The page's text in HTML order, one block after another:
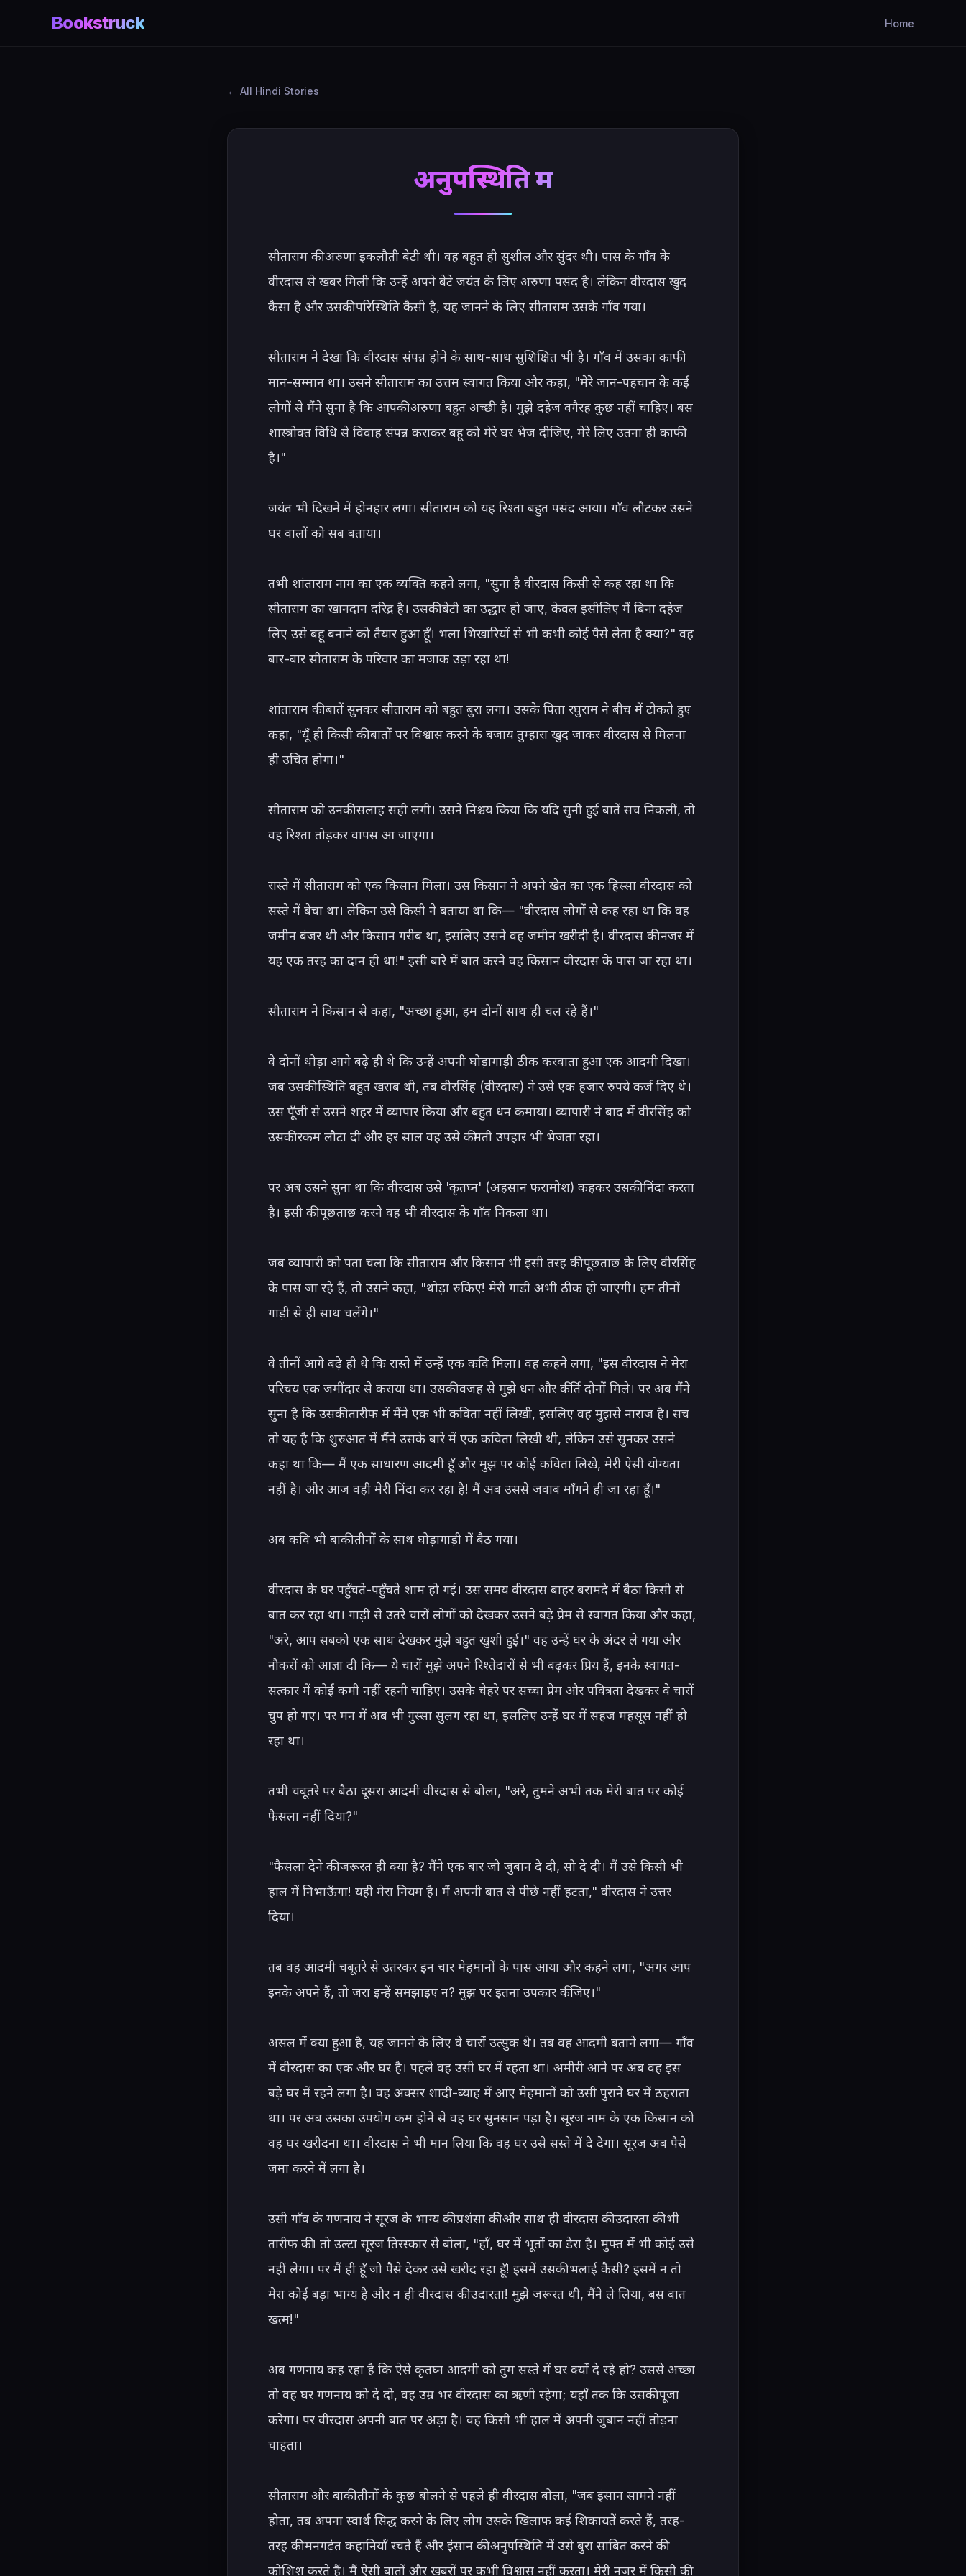
Bookstruck Home
All Hindi Stories
अनुपस्थिति में
सीताराम की अरुणा इकलौती बेटी थी। वह बहुत ही सुशील और सुंदर थी। पास के गाँव के
वीरदास से खबर मिली कि उन्हें अपने बेटे जयंत के लिए अरुणा पसंद है। लेकिन वीरदास खुद
कैसा है और उसकी परिस्थिति कैसी है, यह जानने के लिए सीताराम उसके गाँव गया।
सीताराम ने देखा कि वीरदास संपन्न होने के साथ-साथ सुशिक्षित भी है। गाँव में उसका काफी
मान-सम्मान था। उसने सीताराम का उत्तम स्वागत किया और कहा, "मेरे जान-पहचान के कई
लोगों से मैंने सुना है कि आपकी अरुणा बहुत अच्छी है। मुझे दहेज वगैरह कुछ नहीं चाहिए। बस
शास्त्रोक्त विधि से विवाह संपन्न कराकर बहू को मेरे घर भेज दीजिए, मेरे लिए उतना ही काफी
है।"
जयंत भी दिखने में होनहार लगा। सीताराम को यह रिश्ता बहुत पसंद आया। गाँव लौटकर उसने
घर वालों को सब बताया।
तभी शांताराम नाम का एक व्यक्ति कहने लगा, "सुना है वीरदास किसी से कह रहा था कि
सीताराम का खानदान दरिद्र है। उसकी बेटी का उद्धार हो जाए, केवल इसीलिए मैं बिना दहेज
लिए उसे बहू बनाने को तैयार हुआ हूँ। भला भिखारियों से भी कभी कोई पैसे लेता है क्या?" वह
बार-बार सीताराम के परिवार का मजाक उड़ा रहा था!
शांताराम की बातें सुनकर सीताराम को बहुत बुरा लगा। उसके पिता रघुराम ने बीच में टोकते हुए
कहा, "यूँ ही किसी की बातों पर विश्वास करने के बजाय तुम्हारा खुद जाकर वीरदास से मिलना
ही उचित होगा।"
सीताराम को उनकी सलाह सही लगी। उसने निश्चय किया कि यदि सुनी हुई बातें सच निकलीं, तो
वह रिश्ता तोड़कर वापस आ जाएगा।
रास्ते में सीताराम को एक किसान मिला। उस किसान ने अपने खेत का एक हिस्सा वीरदास को
सस्ते में बेचा था। लेकिन उसे किसी ने बताया था कि— "वीरदास लोगों से कह रहा था कि वह
जमीन बंजर थी और किसान गरीब था, इसलिए उसने वह जमीन खरीदी है। वीरदास की नजर में
यह एक तरह का दान ही था!" इसी बारे में बात करने वह किसान वीरदास के पास जा रहा था।
सीताराम ने किसान से कहा, "अच्छा हुआ, हम दोनों साथ ही चल रहे हैं।"
वे दोनों थोड़ा आगे बढ़े ही थे कि उन्हें अपनी घोड़ागाड़ी ठीक करवाता हुआ एक आदमी दिखा।
जब उसकी स्थिति बहुत खराब थी, तब वीरसिंह (वीरदास) ने उसे एक हजार रुपये कर्ज दिए थे।
उस पूँजी से उसने शहर में व्यापार किया और बहुत धन कमाया। व्यापारी ने बाद में वीरसिंह को
उसकी रकम लौटा दी और हर साल वह उसे कीमती उपहार भी भेजता रहा।
पर अब उसने सुना था कि वीरदास उसे 'कृतघ्न' (अहसान फरामोश) कहकर उसकी निंदा करता
है। इसी की पूछताछ करने वह भी वीरदास के गाँव निकला था।
जब व्यापारी को पता चला कि सीताराम और किसान भी इसी तरह की पूछताछ के लिए वीरसिंह
के पास जा रहे हैं, तो उसने कहा, "थोड़ा रुकिए! मेरी गाड़ी अभी ठीक हो जाएगी। हम तीनों
गाड़ी से ही साथ चलेंगे।"
वे तीनों आगे बढ़े ही थे कि रास्ते में उन्हें एक कवि मिला। वह कहने लगा, "इस वीरदास ने मेरा
परिचय एक जमींदार से कराया था। उसकी वजह से मुझे धन और कीर्ति दोनों मिले। पर अब मैंने
सुना है कि उसकी तारीफ में मैंने एक भी कविता नहीं लिखी, इसलिए वह मुझसे नाराज है। सच
तो यह है कि शुरुआत में मैंने उसके बारे में एक कविता लिखी थी, लेकिन उसे सुनकर उसने
कहा था कि— मैं एक साधारण आदमी हूँ और मुझ पर कोई कविता लिखे, मेरी ऐसी योग्यता
नहीं है। और आज वही मेरी निंदा कर रहा है! मैं अब उससे जवाब माँगने ही जा रहा हूँ।"
अब कवि भी बाकी तीनों के साथ घोड़ागाड़ी में बैठ गया।
वीरदास के घर पहुँचते-पहुँचते शाम हो गई। उस समय वीरदास बाहर बरामदे में बैठा किसी से
बात कर रहा था। गाड़ी से उतरे चारों लोगों को देखकर उसने बड़े प्रेम से स्वागत किया और कहा,
"अरे, आप सबको एक साथ देखकर मुझे बहुत खुशी हुई।" वह उन्हें घर के अंदर ले गया और
नौकरों को आज्ञा दी कि— ये चारों मुझे अपने रिश्तेदारों से भी बढ़कर प्रिय हैं, इनके स्वागत-
सत्कार में कोई कमी नहीं रहनी चाहिए। उसके चेहरे पर सच्चा प्रेम और पवित्रता देखकर वे चारों
चुप हो गए। पर मन में अब भी गुस्सा सुलग रहा था, इसलिए उन्हें घर में सहज महसूस नहीं हो
रहा था।
तभी चबूतरे पर बैठा दूसरा आदमी वीरदास से बोला, "अरे, तुमने अभी तक मेरी बात पर कोई
फैसला नहीं दिया?"
"फैसला देने की जरूरत ही क्या है? मैंने एक बार जो जुबान दे दी, सो दे दी। मैं उसे किसी भी
हाल में निभाऊँगा! यही मेरा नियम है। मैं अपनी बात से पीछे नहीं हटता," वीरदास ने उत्तर
दिया।
तब वह आदमी चबूतरे से उतरकर इन चार मेहमानों के पास आया और कहने लगा, "अगर आप
इनके अपने हैं, तो जरा इन्हें समझाइए न? मुझ पर इतना उपकार कीजिए।"
असल में क्या हुआ है, यह जानने के लिए वे चारों उत्सुक थे। तब वह आदमी बताने लगा— गाँव
में वीरदास का एक और घर है। पहले वह उसी घर में रहता था। अमीरी आने पर अब वह इस
बड़े घर में रहने लगा है। वह अक्सर शादी-ब्याह में आए मेहमानों को उसी पुराने घर में ठहराता
था। पर अब उसका उपयोग कम होने से वह घर सुनसान पड़ा है। सूरज नाम के एक किसान को
वह घर खरीदना था। वीरदास ने भी मान लिया कि वह घर उसे सस्ते में दे देगा। सूरज अब पैसे
जमा करने में लगा है।
उसी गाँव के गणनाय ने सूरज के भाग्य की प्रशंसा की और साथ ही वीरदास की उदारता की भी
तारीफ की। तो उल्टा सूरज तिरस्कार से बोला, "हाँ, घर में भूतों का डेरा है। मुफ्त में भी कोई उसे
नहीं लेगा। पर मैं ही हूँ जो पैसे देकर उसे खरीद रहा हूँ! इसमें उसकी भलाई कैसी? इसमें न तो
मेरा कोई बड़ा भाग्य है और न ही वीरदास की उदारता! मुझे जरूरत थी, मैंने ले लिया, बस बात
खत्म!"
अब गणनाय कह रहा है कि ऐसे कृतघ्न आदमी को तुम सस्ते में घर क्यों दे रहे हो? उससे अच्छा
तो वह घर गणनाय को दे दो, वह उम्र भर वीरदास का ऋणी रहेगा; यहाँ तक कि उसकी पूजा
करेगा। पर वीरदास अपनी बात पर अड़ा है। वह किसी भी हाल में अपनी जुबान नहीं तोड़ना
चाहता।
सीताराम और बाकी तीनों के कुछ बोलने से पहले ही वीरदास बोला, "जब इंसान सामने नहीं
होता, तब अपना स्वार्थ सिद्ध करने के लिए लोग उसके खिलाफ कई शिकायतें करते हैं, तरह-
तरह की मनगढ़ंत कहानियाँ रचते हैं और इंसान की अनुपस्थिति में उसे बुरा साबित करने की
कोशिश करते हैं। मैं ऐसी बातों और खबरों पर कभी विश्वास नहीं करता। मेरी नजर में किसी की